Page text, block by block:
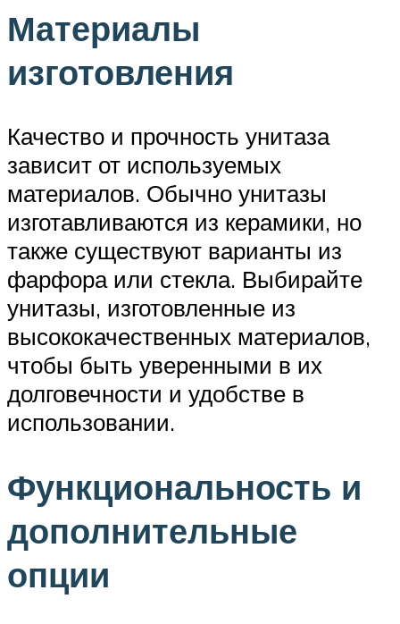
Материалы
изготовления
Качество и прочность унитаза
зависит от используемых
материалов. Обычно унитазы
изготавливаются из керамики, но
также существуют варианты из
фарфора или стекла. Выбирайте
унитазы, изготовленные из
высококачественных материалов,
чтобы быть уверенными в их
долговечности и удобстве в
использовании.
Функциональность и
дополнительные
опции